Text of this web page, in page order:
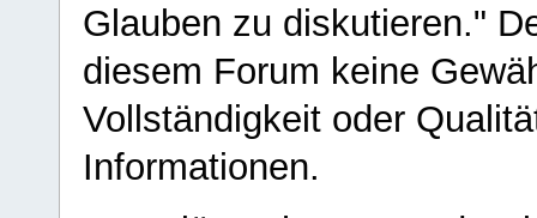
Glauben zu diskutieren."
diesem Forum keine
Vollständigkeit oder
Informationen.